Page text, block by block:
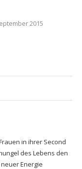
2015
in ihrer Second
des Lebens den
Energie